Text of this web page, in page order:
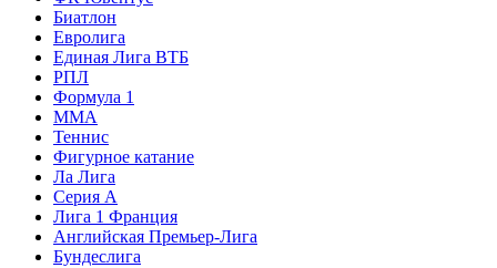
Биатлон
Евролига
Единая Лига ВТБ
РПЛ
Формула 1
MMA
Теннис
Фигурное катание
Ла Лига
Серия А
Лига 1 Франция
Английская Премьер-Лига
Бундеслига